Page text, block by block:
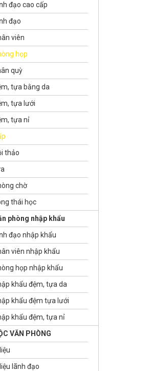
đạo cao cấp
đạo
viên
họp
quỳ
tựa bằng da
tựa lưới
tựa nỉ
thảo
chờ
thái học
phòng nhập khẩu
đạo nhập khẩu
viên nhập khẩu
họp nhập khẩu
khẩu đệm, tựa da
khẩu đệm tựa lưới
khẩu đệm, tựa nỉ
VĂN PHÒNG
lãnh đạo